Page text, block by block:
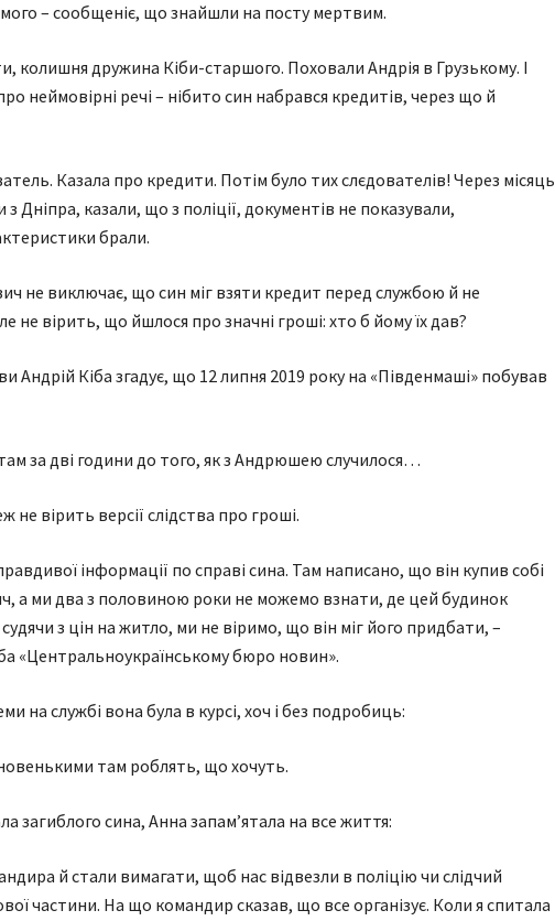
– сообщеніє, що знайшли на посту мертвим.
колишня дружина Кіби-старшого. Поховали Андрія в Грузькому. І
неймовірні речі – нібито син набрався кредитів, через що й
Казала про кредити. Потім було тих слєдователів! Через місяць
Дніпра, казали, що з поліції, документів не показували,
брали.
не виключає, що син міг взяти кредит перед службою й не
не вірить, що йшлося про значні гроші: хто б йому їх дав?
Андрій Кіба згадує, що 12 липня 2019 року на «Південмаші» побував
за дві години до того, як з Андрюшею случилося…
не вірить версії слідства про гроші.
інформації по справі сина. Там написано, що він купив собі
а ми два з половиною роки не можемо взнати, де цей будинок
з цін на житло, ми не віримо, що він міг його придбати, –
«Центральноукраїнському бюро новин».
на службі вона була в курсі, хоч і без подробиць:
там роблять, що хочуть.
загиблого сина, Анна запам’ятала на все життя:
й стали вимагати, щоб нас відвезли в поліцію чи слідчий
частини. На що командир сказав, що все організує. Коли я спитала